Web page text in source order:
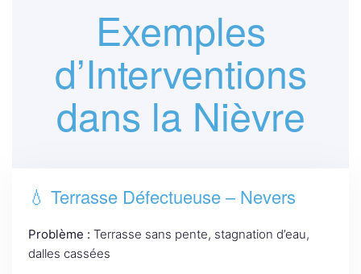
Exemples
d’Interventions
dans la Nièvre
💧 Terrasse Défectueuse – Nevers
Problème : Terrasse sans pente, stagnation d’eau,
dalles cassées